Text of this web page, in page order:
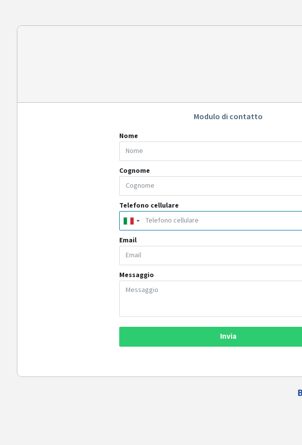
Modulo di contatto
Nome
Cognome
Telefono cellulare
Email
Messaggio
Invia